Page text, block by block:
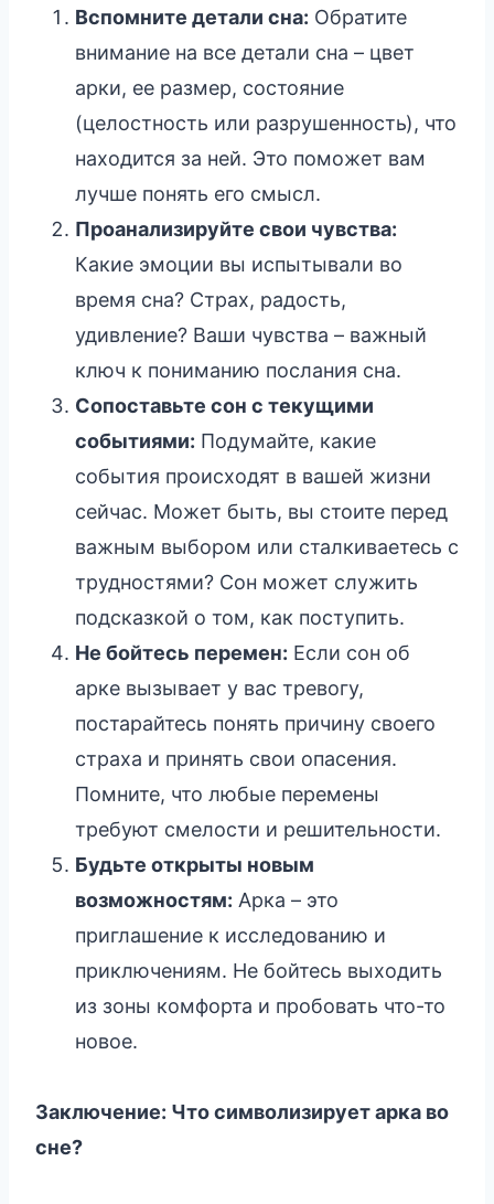
Вспомните детали сна: Обратите
внимание на все детали сна – цвет
арки, ее размер, состояние
(целостность или разрушенность), что
находится за ней. Это поможет вам
лучше понять его смысл.
Проанализируйте свои чувства:
Какие эмоции вы испытывали во
время сна? Страх, радость,
удивление? Ваши чувства – важный
ключ к пониманию послания сна.
Сопоставьте сон с текущими
событиями: Подумайте, какие
события происходят в вашей жизни
сейчас. Может быть, вы стоите перед
важным выбором или сталкиваетесь с
трудностями? Сон может служить
подсказкой о том, как поступить.
Не бойтесь перемен: Если сон об
арке вызывает у вас тревогу,
постарайтесь понять причину своего
страха и принять свои опасения.
Помните, что любые перемены
требуют смелости и решительности.
Будьте открыты новым
возможностям: Арка – это
приглашение к исследованию и
приключениям. Не бойтесь выходить
из зоны комфорта и пробовать что-то
новое.
Заключение: Что символизирует арка во
сне?